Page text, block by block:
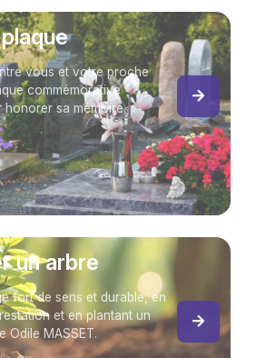
vous et votre proche
commémorative
honorer sa mémoire.
un arbre
fort de sens et durable, en
et en plantant un
Odile MASSET.